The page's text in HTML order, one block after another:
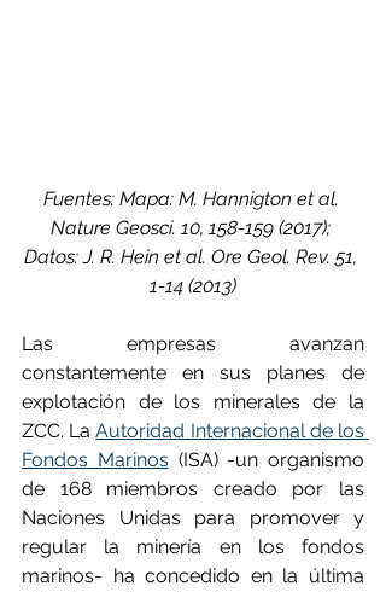
Fuentes: Mapa: M. Hannigton et al.
Nature Geosci. 10, 158-159 (2017);
Datos: J. R. Hein et al. Ore Geol. Rev. 51,
1-14 (2013)
Las empresas avanzan
constantemente en sus planes de
explotación de los minerales de la
ZCC. La Autoridad Internacional de los
Fondos Marinos (ISA) -un organismo
de 168 miembros creado por las
Naciones Unidas para promover y
regular la minería en los fondos
marinos- ha concedido en la última